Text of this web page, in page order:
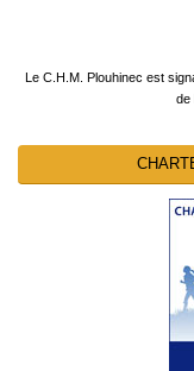
Le C.H.M. Plouhinec est
de